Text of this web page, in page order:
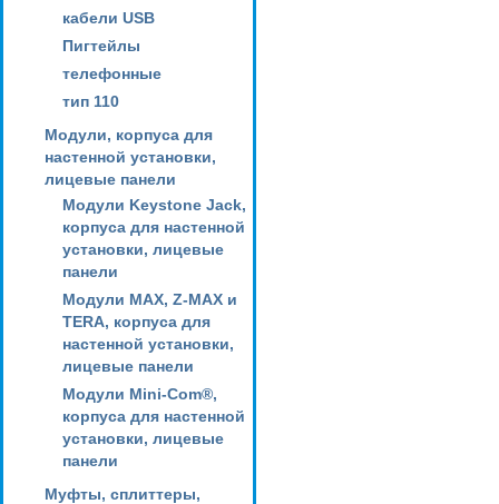
кабели USB
Пигтейлы
телефонные
тип 110
Модули, корпуса для
настенной установки,
лицевые панели
Модули Keystone Jack,
корпуса для настенной
установки, лицевые
панели
Модули MAX, Z-MAX и
TERA, корпуса для
настенной установки,
лицевые панели
Модули Mini-Com®,
корпуса для настенной
установки, лицевые
панели
Муфты, сплиттеры,